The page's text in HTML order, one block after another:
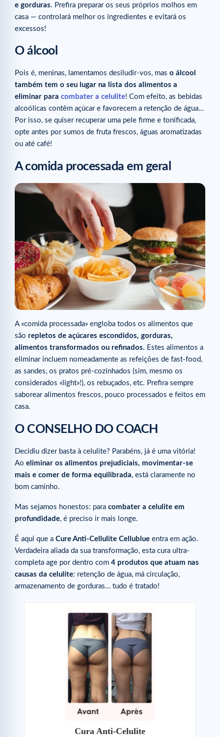
e gorduras. Prefira preparar os seus próprios molhos em
casa — controlará melhor os ingredientes e evitará os
excessos!
O álcool
Pois é, meninas, lamentamos desiludir-vos, mas o álcool
também tem o seu lugar na lista dos alimentos a
eliminar para combater a celulite! Com efeito, as bebidas
alcoólicas contêm açúcar e favorecem a retenção de água…
Por isso, se quiser recuperar uma pele firme e tonificada,
opte antes por sumos de fruta frescos, águas aromatizadas
ou até café!
A comida processada em geral
A «comida processada» engloba todos os alimentos que
são repletos de açúcares escondidos, gorduras,
alimentos transformados ou refinados. Estes alimentos a
eliminar incluem nomeadamente as refeições de fast-food,
as sandes, os pratos pré-cozinhados (sim, mesmo os
considerados «light»!), os rebuçados, etc. Prefira sempre
saborear alimentos frescos, pouco processados e feitos em
casa.
O CONSELHO DO COACH
Decidiu dizer basta à celulite? Parabéns, já é uma vitória!
Ao eliminar os alimentos prejudiciais, movimentar-se
mais e comer de forma equilibrada, está claramente no
bom caminho.
Mas sejamos honestos: para combater a celulite em
profundidade, é preciso ir mais longe.
É aqui que a Cure Anti-Cellulite Cellublue entra em ação.
Verdadeira aliada da sua transformação, esta cura ultra-
completa age por dentro com 4 produtos que atuam nas
causas da celulite: retenção de água, má circulação,
armazenamento de gorduras… tudo é tratado!
Cura Anti-Celulite